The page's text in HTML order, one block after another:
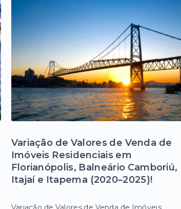
Variação de Valores de Venda de
Imóveis Residenciais em
Florianópolis, Balneário Camboriú,
Itajaí e Itapema (2020–2025)!